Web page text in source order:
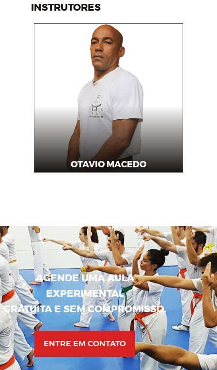
INSTRUTORES
OTAVIO MACEDO
Professor
AGENDE UMA AULA
EXPERIMENTAL
GRATUITA E SEM COMPROMISSO.
ENTRE EM CONTATO